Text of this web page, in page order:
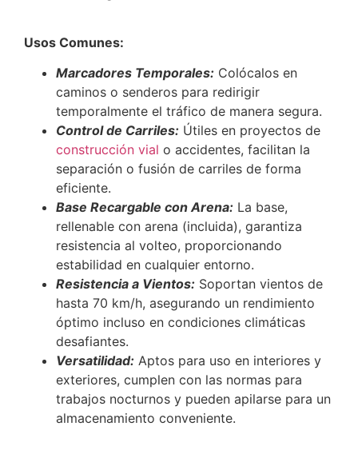
Usos Comunes:
Marcadores Temporales: Colócalos en
caminos o senderos para redirigir
temporalmente el tráfico de manera segura.
Control de Carriles: Útiles en proyectos de
construcción vial o accidentes, facilitan la
separación o fusión de carriles de forma
eficiente.
Base Recargable con Arena: La base,
rellenable con arena (incluida), garantiza
resistencia al volteo, proporcionando
estabilidad en cualquier entorno.
Resistencia a Vientos: Soportan vientos de
hasta 70 km/h, asegurando un rendimiento
óptimo incluso en condiciones climáticas
desafiantes.
Versatilidad: Aptos para uso en interiores y
exteriores, cumplen con las normas para
trabajos nocturnos y pueden apilarse para un
almacenamiento conveniente.